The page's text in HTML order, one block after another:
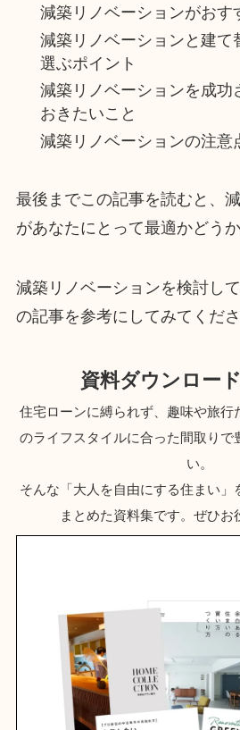
減築リノベーションがおす
減築リノベーションと建て
選ぶポイント
減築リノベーションを成功
おきたいこと
減築リノベーションの注意
最後までこの記事を読むと、
があなたにとって最適かどう
減築リノベーションを検討し
の記事を参考にしてみてくださ
資料ダウンロード
住宅ローンに縛られず、趣味や旅行
のライフスタイルに合った間取りで
い。
そんな「大人を自由にする住まい」
まとめた資料集です。ぜひお